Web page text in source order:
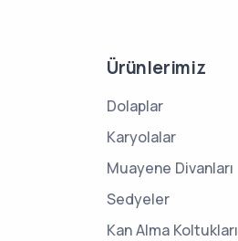
Ürünlerimiz
Dolaplar
Karyolalar
Muayene Divanları
Sedyeler
Kan Alma Koltukları